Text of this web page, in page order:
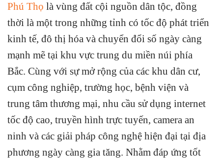
Phú Thọ là vùng đất cội nguồn dân tộc, đồng
thời là một trong những tỉnh có tốc độ phát triển
kinh tế, đô thị hóa và chuyển đổi số ngày càng
mạnh mẽ tại khu vực trung du miền núi phía
Bắc. Cùng với sự mở rộng của các khu dân cư,
cụm công nghiệp, trường học, bệnh viện và
trung tâm thương mại, nhu cầu sử dụng internet
tốc độ cao, truyền hình trực tuyến, camera an
ninh và các giải pháp công nghệ hiện đại tại địa
phương ngày càng gia tăng. Nhằm đáp ứng tốt